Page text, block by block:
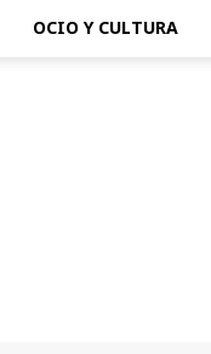
OCIO Y CULTURA